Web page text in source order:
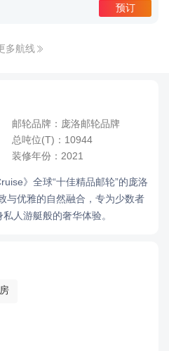
预订
多航线
邮轮品牌：庞洛邮轮品牌
总吨位(T)：10944
装修年份：2021
》全球“十佳精品邮轮”的庞洛
与优雅的自然融合，专为少数者
人游艇般的奢华体验。